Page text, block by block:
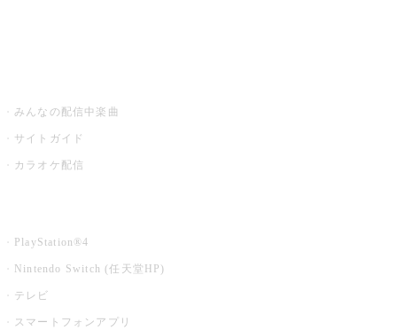
みんなの配信中楽曲
サイトガイド
カラオケ配信
PlayStation®4
Nintendo Switch (任天堂HP)
テレビ
スマートフォンアプリ